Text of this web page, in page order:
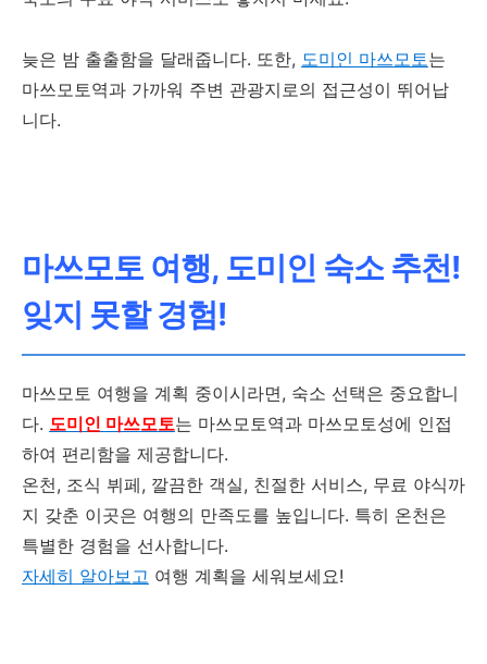
늦은 밤 출출함을 달래줍니다. 또한, 도미인 마쓰모토는
마쓰모토역과 가까워 주변 관광지로의 접근성이 뛰어납
니다.
마쓰모토 여행, 도미인 숙소 추천!
잊지 못할 경험!
마쓰모토 여행을 계획 중이시라면, 숙소 선택은 중요합니
다. 도미인 마쓰모토는 마쓰모토역과 마쓰모토성에 인접
하여 편리함을 제공합니다.
온천, 조식 뷔페, 깔끔한 객실, 친절한 서비스, 무료 야식까
지 갖춘 이곳은 여행의 만족도를 높입니다. 특히 온천은
특별한 경험을 선사합니다.
자세히 알아보고 여행 계획을 세워보세요!